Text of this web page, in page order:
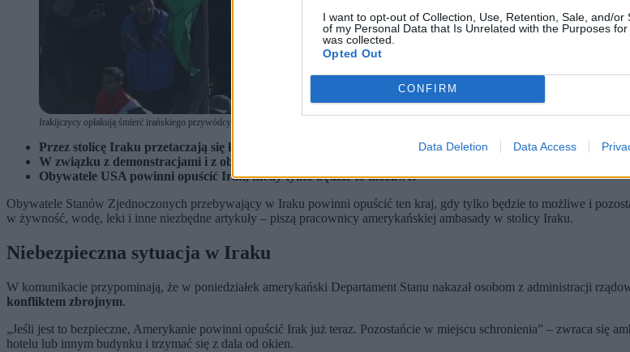
I want to opt-out of Collection, Use, Retention, Sale, and/or
of my Personal Data that Is Unrelated with the Purposes
was collected.
Opted Out
CONFIRM
Data Deletion Data Access
Irakijczycy opłakują śmierć irańskiego przywódcy Alego Chameneiego po atakach amerykańsko-izraelskich. (fot. CEERWAN AZIZ / PAP)
Przez stolicę Iraku przetaczają się kolejne fale antyamerykańskich protestów.
W związku z demonstracjami i z obawy przed kolejnymi atakami ambasada USA w Bagdadzie wydała
Obywatele USA powinni opuścić Irak, kiedy tylko będzie to możliwe.
Obywatele Stanów Zjednoczonych przebywający w Iraku powinni opuścić ten kraj, gdy tylko będzie to możliwe i
w żywność, wodę, leki i inne niezbędne artykuły – piszą pracownicy amerykańskiej ambasady w stolicy Iraku.
Niebezpieczna sytuacja w Iraku
W komunikacie przypominają, że w poniedziałek amerykański Departament Stanu nakazał osobom z administracji
konfliktem zbrojnym.
„Jeśli jest to bezpieczne, Amerykanie powinni opuścić Irak już teraz. Pozostańcie w miejscu schronienia” – zwraca się
hotelu lub innym budynku i trzymać się z dala od okien.